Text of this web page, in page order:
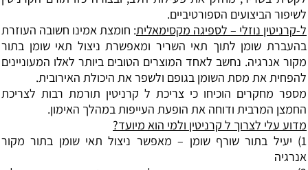
לשיפור הביצועים הספורטיביים.
ל-קרניטין נוזלי – לספיגה מקסימאלית: חומצת אמינו חשובה העוזרת
בהעברת שומן לתוך תאי השריר ומאפשרת ניצול תאי שומן בתור
מקור אנרגיה. נחשב לאחד המוצרים הטובים ביותר לאלו המעוניינים
להפחית את מסת השומן בגופם ולשפר את היכולת האירובית.
מספר מחקרים הוכיחו כי צריכת ל קרניטין תורמת רבות לצריכת
החמצן המרבית ודוחה את הופעת העייפות במהלך האימון.
מדוע עלי לצרוך ל קרניטין ולמי הוא מיועד?
1) יעיל בתור שורף שומן – מאפשר ניצול תאי שומן בתור מקור
אנרגיה